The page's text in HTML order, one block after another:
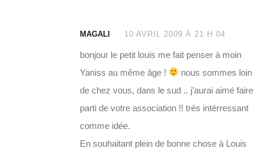
MAGALI 10 AVRIL 2009 À 21 H 04
bonjour le petit louis me fait penser à moin
Yaniss au même âge !
nous sommes loin
de chez vous, dans le sud .. j’aurai aimé faire
parti de votre association !! trés intérressant
comme idée.
En souhaitant plein de bonne chose à Louis